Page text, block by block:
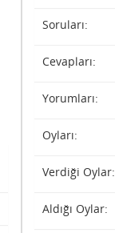
Soruları:
Cevapları:
Yorumları:
Oyları:
Verdiği Oylar:
Aldığı Oylar: